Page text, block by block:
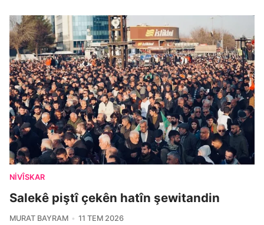
NIVÎSKAR
Salekê piştî çekên hatîn şewitandin
MURAT BAYRAM 11 TEM 2026